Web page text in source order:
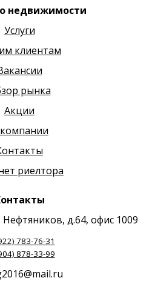
недвижимости
Услуги
клиентам
рынка
Акции
риелтора
д.64, офис 1009
783-76-31
878-33-99